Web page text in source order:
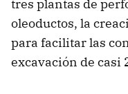
tres plantas de
oleoductos, la
para facilitar las
excavación de casi